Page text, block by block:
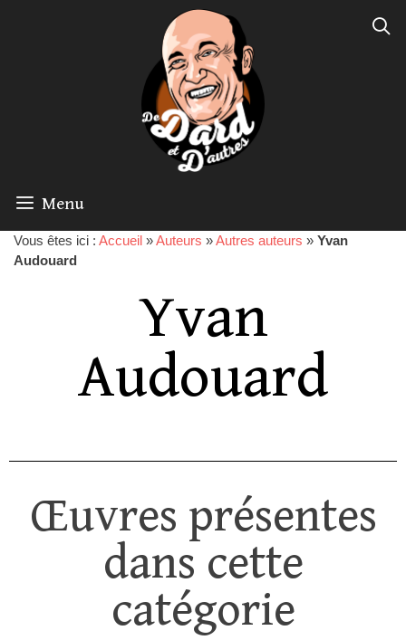
Menu
Vous êtes ici : Accueil »Auteurs »Autres auteurs » Yvan
Audouard
Yvan
Audouard
Œuvres présentes
dans cette
catégorie